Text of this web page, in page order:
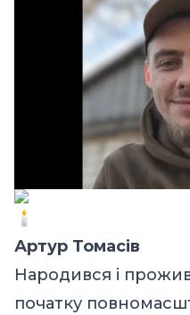
Артур Томасів
Народився і
початку